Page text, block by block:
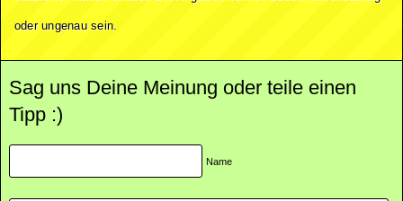
oder ungenau sein.
Sag uns Deine Meinung oder teile einen
Tipp :)
Name